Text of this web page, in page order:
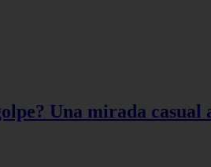
Una mirada